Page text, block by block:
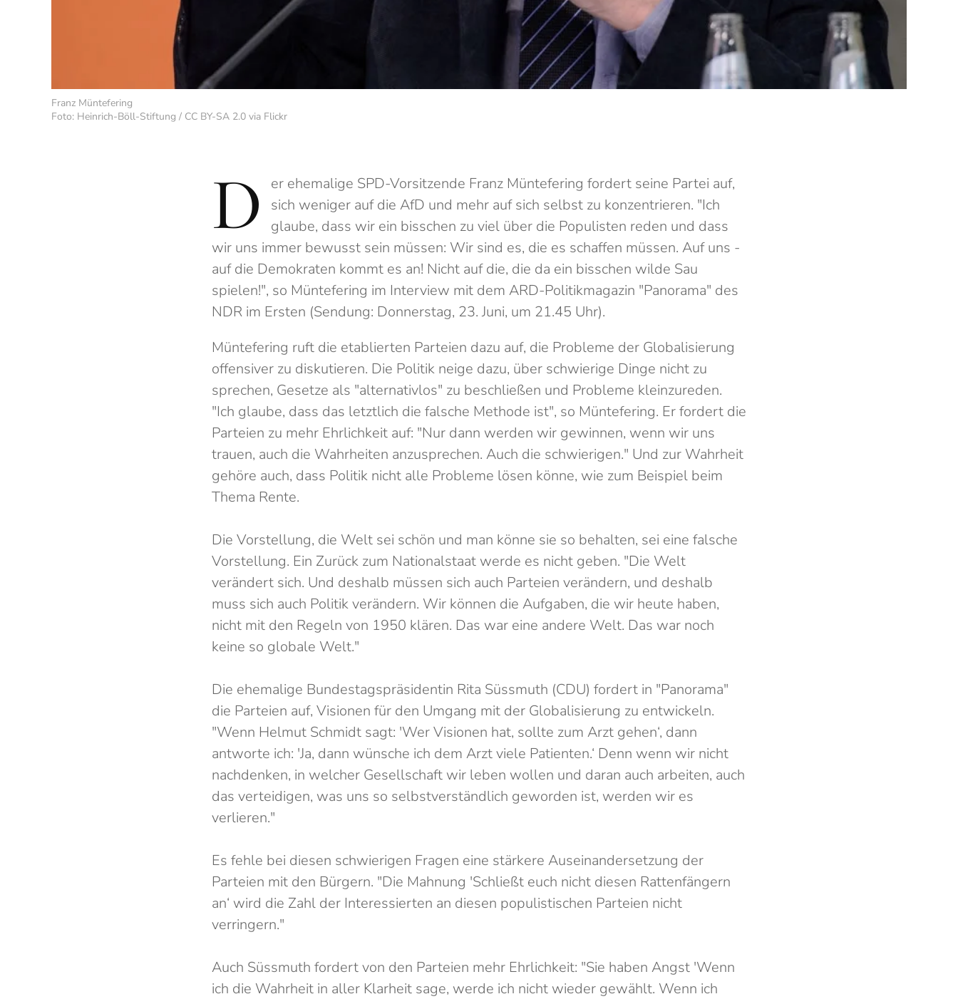
Franz Müntefering
Foto: Heinrich-Böll-Stiftung / CC BY-SA 2.0 via Flickr
D
er ehemalige SPD-Vorsitzende Franz Müntefering fordert seine Partei auf,
sich weniger auf die AfD und mehr auf sich selbst zu konzentrieren. "Ich
glaube, dass wir ein bisschen zu viel über die Populisten reden und dass
wir uns immer bewusst sein müssen: Wir sind es, die es schaffen müssen. Auf uns -
auf die Demokraten kommt es an! Nicht auf die, die da ein bisschen wilde Sau
spielen!", so Müntefering im Interview mit dem ARD-Politikmagazin "Panorama" des
NDR im Ersten (Sendung: Donnerstag, 23. Juni, um 21.45 Uhr).
Müntefering ruft die etablierten Parteien dazu auf, die Probleme der Globalisierung
offensiver zu diskutieren. Die Politik neige dazu, über schwierige Dinge nicht zu
sprechen, Gesetze als "alternativlos" zu beschließen und Probleme kleinzureden.
"Ich glaube, dass das letztlich die falsche Methode ist", so Müntefering. Er fordert die
Parteien zu mehr Ehrlichkeit auf: "Nur dann werden wir gewinnen, wenn wir uns
trauen, auch die Wahrheiten anzusprechen. Auch die schwierigen." Und zur Wahrheit
gehöre auch, dass Politik nicht alle Probleme lösen könne, wie zum Beispiel beim
Thema Rente.
Die Vorstellung, die Welt sei schön und man könne sie so behalten, sei eine falsche
Vorstellung. Ein Zurück zum Nationalstaat werde es nicht geben. "Die Welt
verändert sich. Und deshalb müssen sich auch Parteien verändern, und deshalb
muss sich auch Politik verändern. Wir können die Aufgaben, die wir heute haben,
nicht mit den Regeln von 1950 klären. Das war eine andere Welt. Das war noch
keine so globale Welt."
Die ehemalige Bundestagspräsidentin Rita Süssmuth (CDU) fordert in "Panorama"
die Parteien auf, Visionen für den Umgang mit der Globalisierung zu entwickeln.
"Wenn Helmut Schmidt sagt: 'Wer Visionen hat, sollte zum Arzt gehen‘, dann
antworte ich: 'Ja, dann wünsche ich dem Arzt viele Patienten.‘ Denn wenn wir nicht
nachdenken, in welcher Gesellschaft wir leben wollen und daran auch arbeiten, auch
das verteidigen, was uns so selbstverständlich geworden ist, werden wir es
verlieren."
Es fehle bei diesen schwierigen Fragen eine stärkere Auseinandersetzung der
Parteien mit den Bürgern. "Die Mahnung 'Schließt euch nicht diesen Rattenfängern
an‘ wird die Zahl der Interessierten an diesen populistischen Parteien nicht
verringern."
Auch Süssmuth fordert von den Parteien mehr Ehrlichkeit: "Sie haben Angst 'Wenn
ich die Wahrheit in aller Klarheit sage, werde ich nicht wieder gewählt. Wenn ich